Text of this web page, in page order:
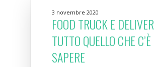
3 novembre 2020
FOOD TRUCK E
TUTTO QUELLO CHE
SAPERE